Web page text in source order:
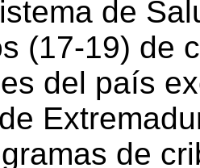
de
(17-19) de
del país
de